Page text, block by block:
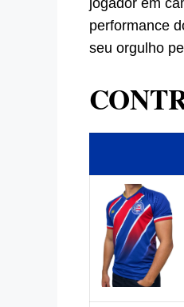
performance
seu orgulho